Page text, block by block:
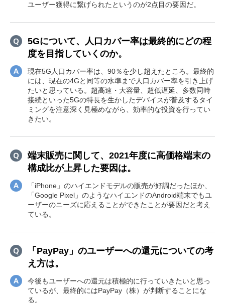
ユーザー獲得に繋げられたというのが2点目の要因だ。
5Gについて、人口カバー率は最終的にどの程
度を目指していくのか。
現在5G人口カバー率は、90％を少し超えたところ。最終的
には、現在の4Gと同等の水準まで人口カバー率を引き上げ
たいと思っている。超高速・大容量、超低遅延、多数同時
接続といった5Gの特長を生かしたデバイスが普及するタイ
ミングを注意深く見極めながら、効率的な投資を行ってい
きたい。
端末販売に関して、2021年度に高価格端末の
構成比が上昇した要因は。
「iPhone」のハイエンドモデルの販売が好調だったほか、
「Google Pixel」のようなハイエンドのAndroid端末でもユ
ーザーのニーズに応えることができたことが要因だと考え
ている。
「PayPay」のユーザーへの還元についての考
え方は。
今後もユーザーへの還元は積極的に行っていきたいと思っ
ているが、最終的にはPayPay（株）が判断することにな
る。